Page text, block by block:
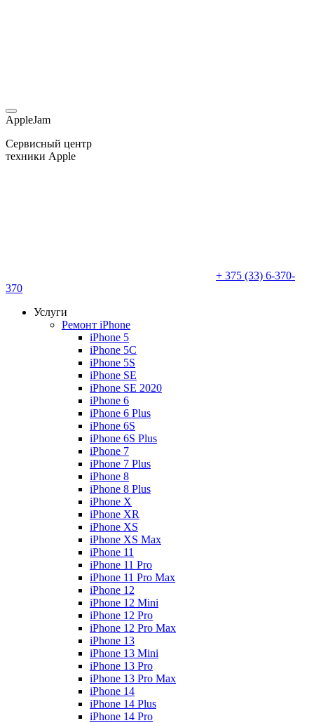
AppleJam
Сервисный центр
техники Apple
+ 375 (33) 6-370-
370
Услуги
Ремонт iPhone
iPhone 5
iPhone 5C
iPhone 5S
iPhone SE
iPhone SE 2020
iPhone 6
iPhone 6 Plus
iPhone 6S
iPhone 6S Plus
iPhone 7
iPhone 7 Plus
iPhone 8
iPhone 8 Plus
iPhone X
iPhone XR
iPhone XS
iPhone XS Max
iPhone 11
iPhone 11 Pro
iPhone 11 Pro Max
iPhone 12
iPhone 12 Mini
iPhone 12 Pro
iPhone 12 Pro Max
iPhone 13
iPhone 13 Mini
iPhone 13 Pro
iPhone 13 Pro Max
iPhone 14
iPhone 14 Plus
iPhone 14 Pro